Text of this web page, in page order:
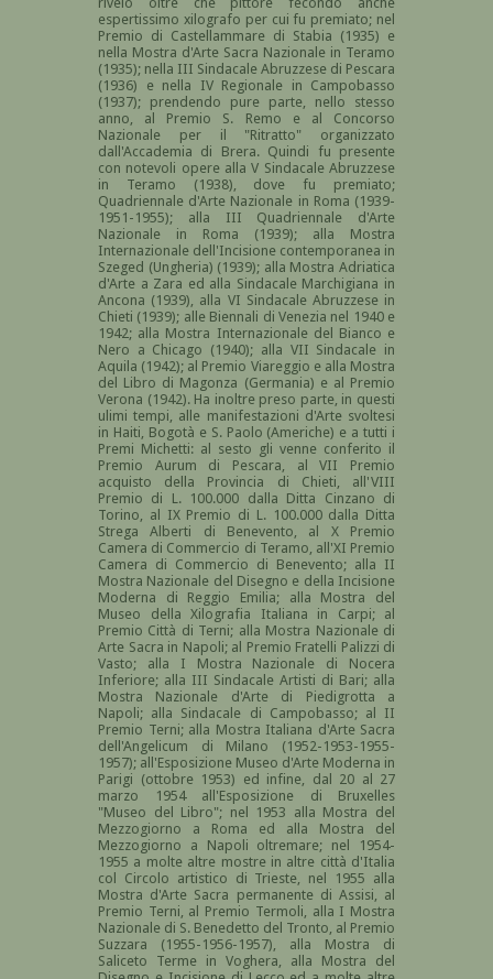
espertissimo xilografo per cui fu premiato; nel
Premio di Castellammare di Stabia (1935) e
nella Mostra d'Arte Sacra Nazionale in Teramo
(1935); nella III Sindacale Abruzzese di Pescara
(1936) e nella IV Regionale in Campobasso
(1937); prendendo pure parte, nello stesso
anno, al Premio S. Remo e al Concorso
Nazionale per il "Ritratto" organizzato
dall'Accademia di Brera. Quindi fu presente
con notevoli opere alla V Sindacale Abruzzese
in Teramo (1938), dove fu premiato;
Quadriennale d'Arte Nazionale in Roma (1939-
1951-1955); alla III Quadriennale d'Arte
Nazionale in Roma (1939); alla Mostra
Internazionale dell'Incisione contemporanea in
Szeged (Ungheria) (1939); alla Mostra Adriatica
d'Arte a Zara ed alla Sindacale Marchigiana in
Ancona (1939), alla VI Sindacale Abruzzese in
Chieti (1939); alle Biennali di Venezia nel 1940 e
1942; alla Mostra Internazionale del Bianco e
Nero a Chicago (1940); alla VII Sindacale in
Aquila (1942); al Premio Viareggio e alla Mostra
del Libro di Magonza (Germania) e al Premio
Verona (1942). Ha inoltre preso parte, in questi
ulimi tempi, alle manifestazioni d'Arte svoltesi
in Haiti, Bogotà e S. Paolo (Americhe) e a tutti i
Premi Michetti: al sesto gli venne conferito il
Premio Aurum di Pescara, al VII Premio
acquisto della Provincia di Chieti, all'VIII
Premio di L. 100.000 dalla Ditta Cinzano di
Torino, al IX Premio di L. 100.000 dalla Ditta
Strega Alberti di Benevento, al X Premio
Camera di Commercio di Teramo, all'XI Premio
Camera di Commercio di Benevento; alla II
Mostra Nazionale del Disegno e della Incisione
Moderna di Reggio Emilia; alla Mostra del
Museo della Xilografia Italiana in Carpi; al
Premio Città di Terni; alla Mostra Nazionale di
Arte Sacra in Napoli; al Premio Fratelli Palizzi di
Vasto; alla I Mostra Nazionale di Nocera
Inferiore; alla III Sindacale Artisti di Bari; alla
Mostra Nazionale d'Arte di Piedigrotta a
Napoli; alla Sindacale di Campobasso; al II
Premio Terni; alla Mostra Italiana d'Arte Sacra
dell'Angelicum di Milano (1952-1953-1955-
1957); all'Esposizione Museo d'Arte Moderna in
Parigi (ottobre 1953) ed infine, dal 20 al 27
marzo 1954 all'Esposizione di Bruxelles
"Museo del Libro"; nel 1953 alla Mostra del
Mezzogiorno a Roma ed alla Mostra del
Mezzogiorno a Napoli oltremare; nel 1954-
1955 a molte altre mostre in altre città d'Italia
col Circolo artistico di Trieste, nel 1955 alla
Mostra d'Arte Sacra permanente di Assisi, al
Premio Terni, al Premio Termoli, alla I Mostra
Nazionale di S. Benedetto del Tronto, al Premio
Suzzara (1955-1956-1957), alla Mostra di
Saliceto Terme in Voghera, alla Mostra del